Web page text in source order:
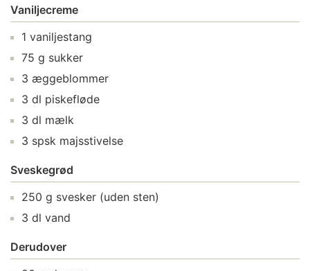
Vaniljecreme
1 vaniljestang
75 g sukker
3 æggeblommer
3 dl piskefløde
3 dl mælk
3 spsk majsstivelse
Sveskegrød
250 g svesker (uden sten)
3 dl vand
Derudover